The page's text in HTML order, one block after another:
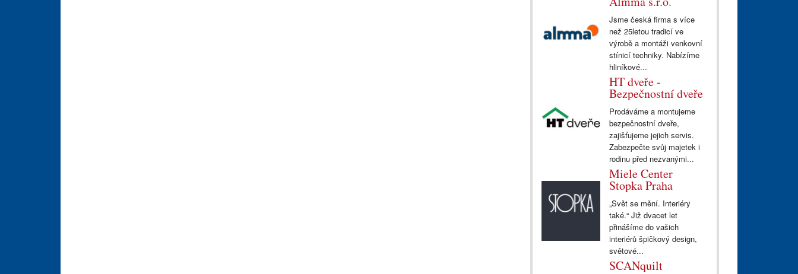
Jsme česká firma s více
než 25letou tradicí ve
výrobě a montáži venkovní
stínicí techniky. Nabízíme
hliníkové...
HT dveře -
Bezpečnostní dveře
Prodáváme a montujeme
bezpečnostní dveře,
zajišťujeme jejich servis.
Zabezpečte svůj majetek i
rodinu před nezvanými...
Miele Center
Stopka Praha
„Svět se mění. Interiéry
také.“ Již dvacet let
přinášíme do vašich
interiérů špičkový design,
světové...
SCANquilt